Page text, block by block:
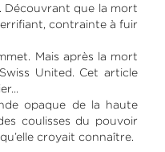
Découvrant que la mort
contrainte à fuir
Mais après la mort
United. Cet article
opaque de la haute
coulisses du pouvoir
croyait connaître.